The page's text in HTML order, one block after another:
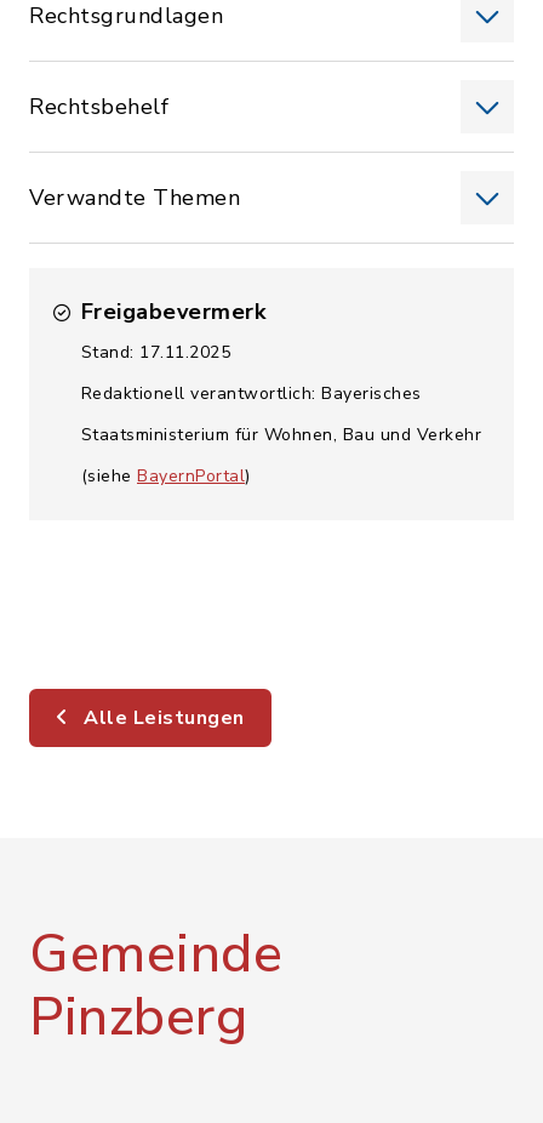
Rechtsgrundlagen
Rechtsbehelf
Verwandte Themen
Freigabevermerk
Stand: 17.11.2025
Redaktionell verantwortlich: Bayerisches
Staatsministerium für Wohnen, Bau und Verkehr
(siehe BayernPortal)
Alle Leistungen
Gemeinde
Pinzberg